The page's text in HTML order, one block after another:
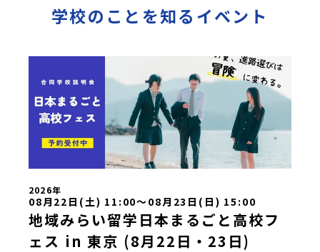
学校のことを知るイベント
2026年
08月22日(土) 11:00〜08月23日(日) 15:00
地域みらい留学日本まるごと高校フ
ェス in 東京 (8月22日・23日)